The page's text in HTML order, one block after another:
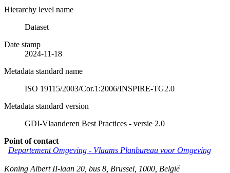
Hierarchy level name
Dataset
Date stamp
2024-11-18
Metadata standard name
ISO 19115/2003/Cor.1:2006/INSPIRE-TG2.0
Metadata standard version
GDI-Vlaanderen Best Practices - versie 2.0
Point of contact
Departement Omgeving - Vlaams Planbureau voor Omgeving
Koning Albert II-laan 20, bus 8 Brussel 1000 België